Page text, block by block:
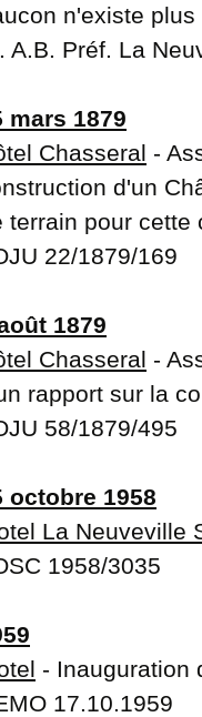
n'existe plus
A.B. Préf. La
mars 1879
Chasseral -
d'un
terrain pour cette
22/1879/169
1879
Chasseral -
rapport sur la
58/1879/495
octobre 1958
La Neuveville
1958/3035
- Inauguration
17.10.1959